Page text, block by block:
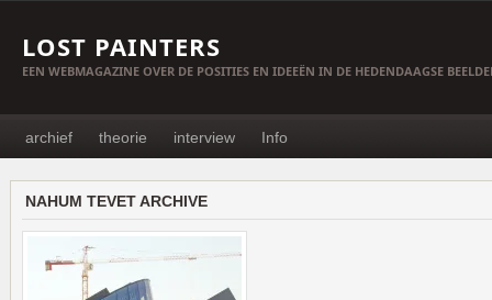
LOST PAINTERS
EEN WEBMAGAZINE OVER DE POSITIES EN IDEEËN IN DE HEDENDAAGSE
archief theorie interview Info
NAHUM TEVET ARCHIVE